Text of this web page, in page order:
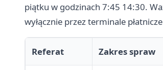
piątku w godzinach 7:45 14:30.
wyłącznie przez terminale
Referat Zakres spraw